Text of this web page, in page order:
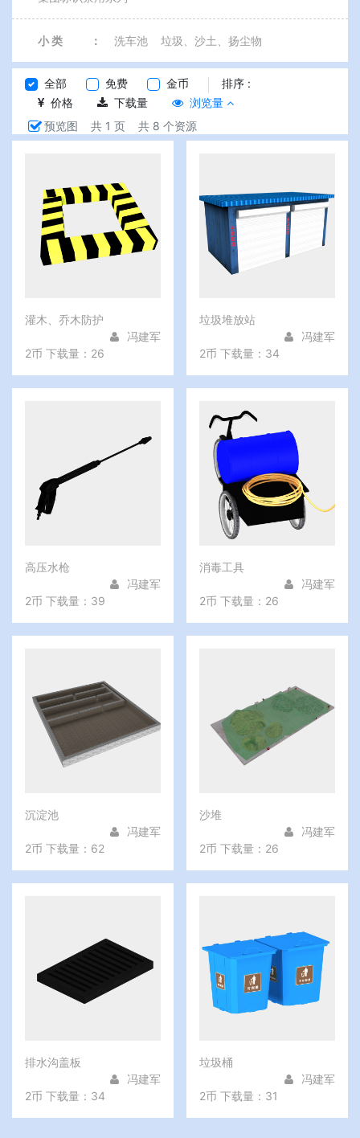
小 类 ： 洗车池 垃圾、沙土、扬尘物
全部 免费 金币
排序 :
价格
下载量
浏览量
预览图
共 1 页 共 8 个资源
灌木、乔木防护
冯建军
2币 下载量：26
垃圾堆放站
冯建军
2币 下载量：34
高压水枪
冯建军
2币 下载量：39
消毒工具
冯建军
2币 下载量：26
沉淀池
冯建军
2币 下载量：62
沙堆
冯建军
2币 下载量：26
排水沟盖板
冯建军
2币 下载量：34
垃圾桶
冯建军
2币 下载量：31